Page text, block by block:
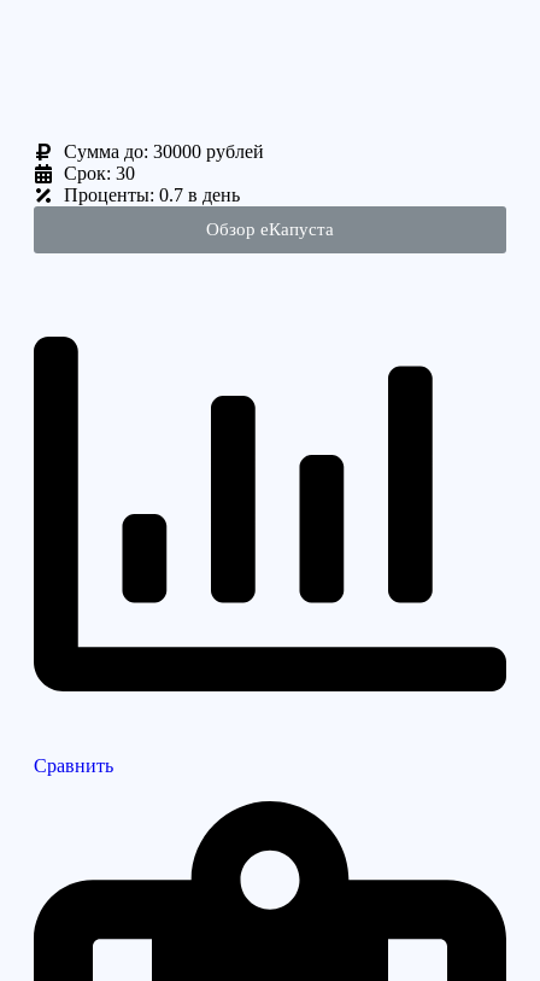
Cумма до: 30000 рублей
Срок: 30
Проценты: 0.7 в день
Обзор еКапуста
Сравнить